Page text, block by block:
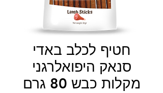
חטיף לכלב באדי
סנאק היפואלרגני
מקלות כבש 80 גרם